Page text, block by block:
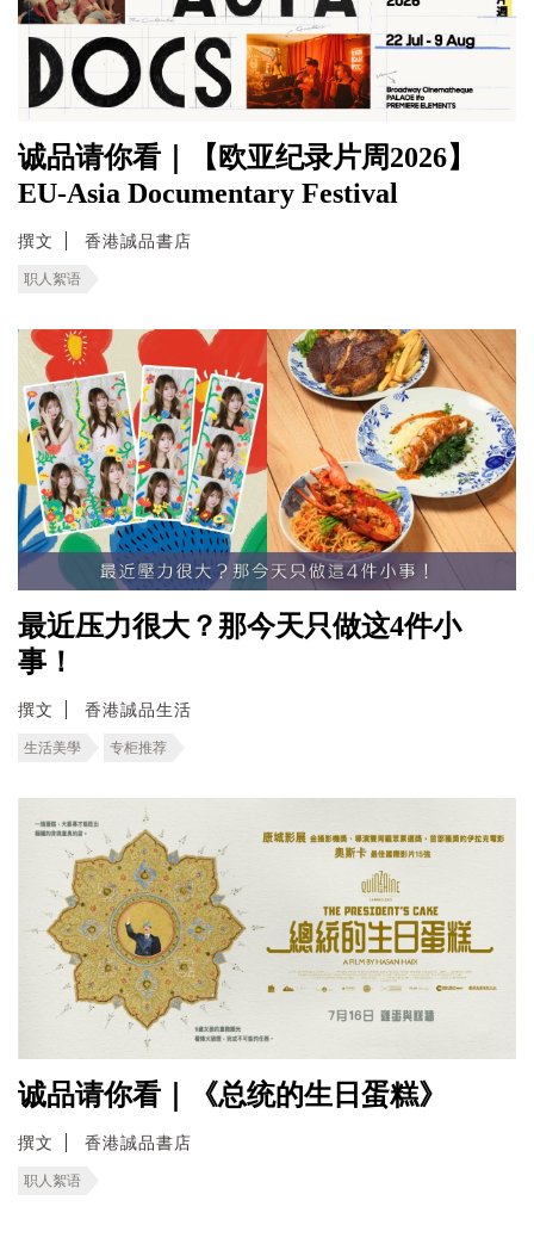
诚品请你看｜【欧亚纪录片周2026】
EU-Asia Documentary Festival
撰文 香港誠品書店
职人絮语
最近压力很大？那今天只做这4件小
事！
撰文 香港誠品生活
生活美學 专柜推荐
诚品请你看｜《总统的生日蛋糕》
撰文 香港誠品書店
职人絮语